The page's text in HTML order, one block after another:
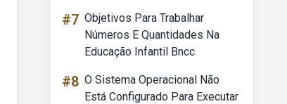
#7 Objetivos Para Trabalhar
Números E Quantidades Na
Educação Infantil Bncc
#8 O Sistema Operacional Não
Está Configurado Para Executar